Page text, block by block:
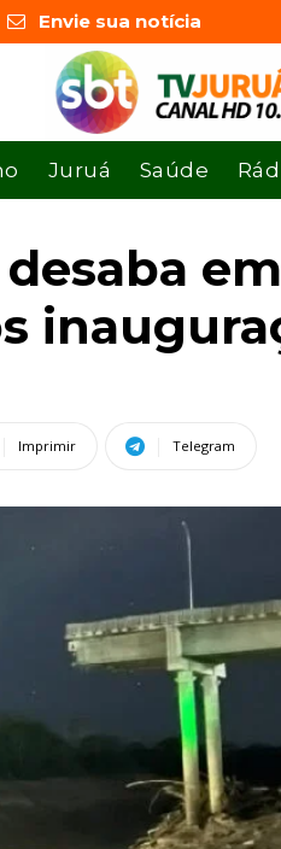
Envie sua notícia
Juruá Saúde
Imprimir Telegram